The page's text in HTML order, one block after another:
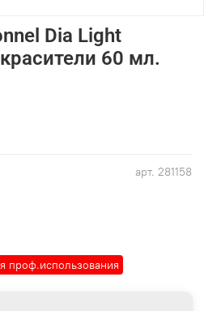
арт. 281158
проф.использования
Dia Light
60 мл.